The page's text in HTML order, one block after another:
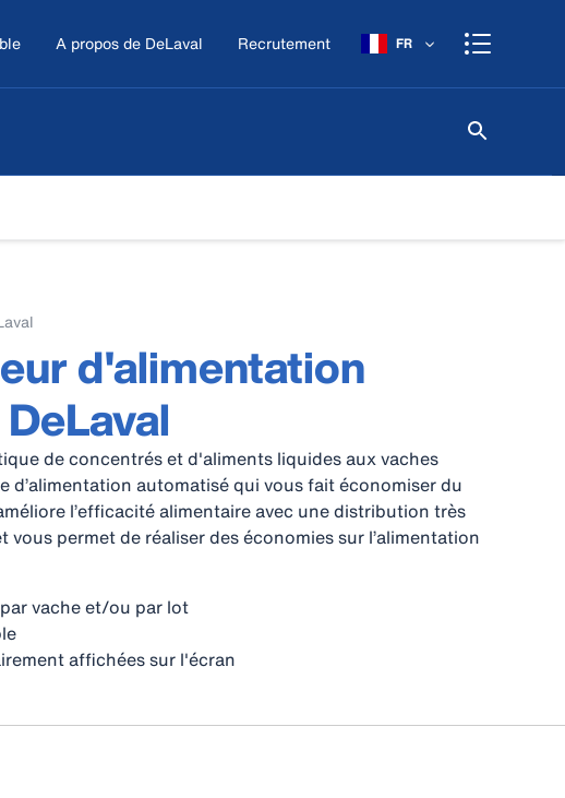
A propos de DeLaval Recrutement FR
d'alimentation
de concentrés et d'aliments liquides aux vaches
d’alimentation automatisé qui vous fait économiser du
l’efficacité alimentaire avec une distribution très
vous permet de réaliser des économies sur l’alimentation
vache et/ou par lot
affichées sur l'écran